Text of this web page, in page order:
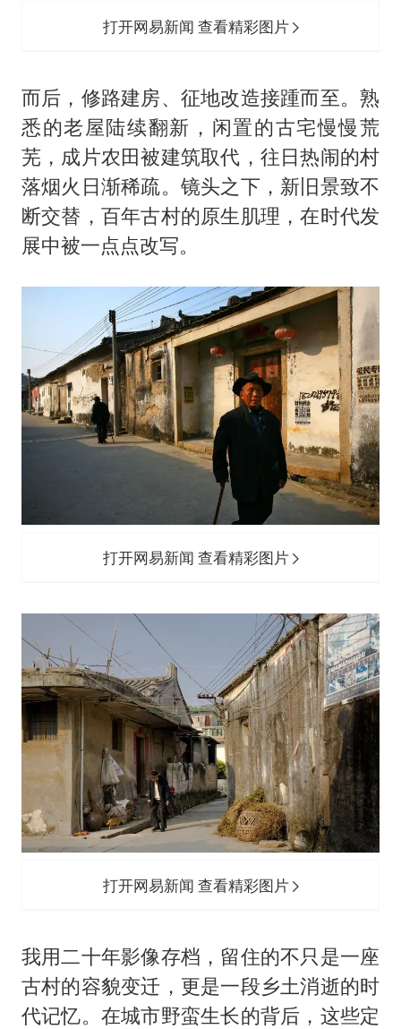
打开网易新闻 查看精彩图片
而后，修路建房、征地改造接踵而至。熟
悉的老屋陆续翻新，闲置的古宅慢慢荒
芜，成片农田被建筑取代，往日热闹的村
落烟火日渐稀疏。镜头之下，新旧景致不
断交替，百年古村的原生肌理，在时代发
展中被一点点改写。
打开网易新闻 查看精彩图片
打开网易新闻 查看精彩图片
我用二十年影像存档，留住的不只是一座
古村的容貌变迁，更是一段乡土消逝的时
代记忆。在城市野蛮生长的背后，这些定